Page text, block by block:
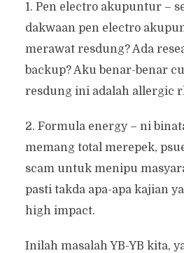
1. Pen electro akupuntur –
dakwaan pen electro
merawat resdung? Ada
backup? Aku benar-benar
resdung ini adalah allergic
2. Formula energy – ni
memang total merepek,
scam untuk menipu
pasti takda apa-apa kajian
high impact.
Inilah masalah YB-YB kita,